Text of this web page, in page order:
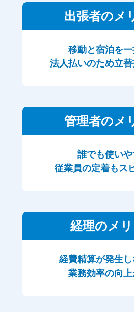
出張者のメ
移動と宿泊を
法人払いのため立
管理者のメ
誰でも使いや
従業員の定着もス
経理のメ
経費精算が発生
業務効率の向